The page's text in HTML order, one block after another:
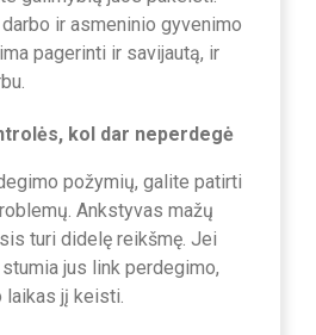
ir asmeninio gyvenimo
pagerinti ir savijautą, ir
kol dar neperdegė
požymių, galite patirti
Ankstyvas mažų
turi didelę reikšmę. Jei
jus link perdegimo,
laikas jį keisti.